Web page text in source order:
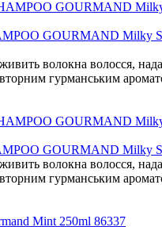
GOURMAND Milky
волокна волосся,
гурманським
GOURMAND Milky
волокна волосся,
гурманським